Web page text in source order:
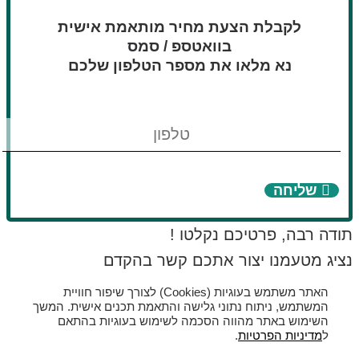
לקבלת הצעת מחיר מותאמת אישית
בוואטספ / סמס
נא מלאו את מספר הטלפון שלכם
שליחה
תודה רבה, פרטיכם נקלטו !
נציג מטעמנו יצור אתכם קשר בהקדם
האתר משתמש בעוגיות (Cookies) לצורך שיפור חוויית
המשתמש, ניתוח נתוני גלישה והתאמת תכנים אישית. המשך
השימוש באתר מהווה הסכמה לשימוש בעוגיות בהתאם
למדיניות הפרטיות.